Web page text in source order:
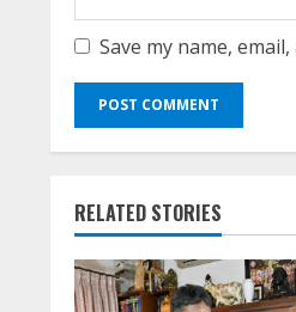
Save my name,
RELATED STORIES